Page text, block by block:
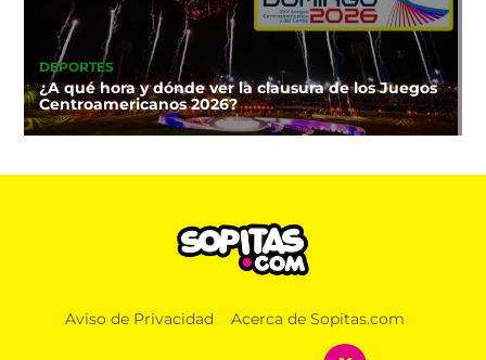
DEPORTES
¿A qué hora y dónde ver la clausura de los Juegos
Centroamericanos 2026?
Aviso de Privacidad Acerca de Sopitas.com